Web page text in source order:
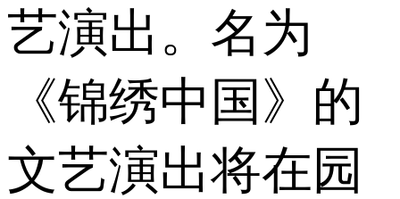
艺演出。名为
《锦绣中国》的
文艺演出将在园